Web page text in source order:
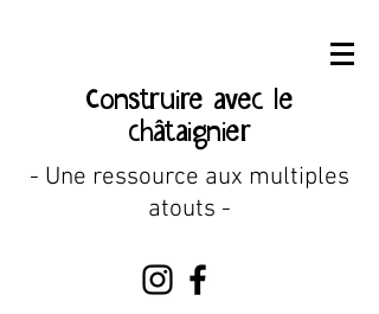
Construire avec le
châtaignier
- Une ressource aux multiples
atouts -